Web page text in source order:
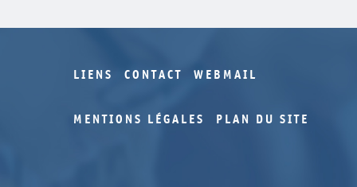
LIENS CONTACT WEBMAIL
MENTIONS LÉGALES PLAN DU SITE